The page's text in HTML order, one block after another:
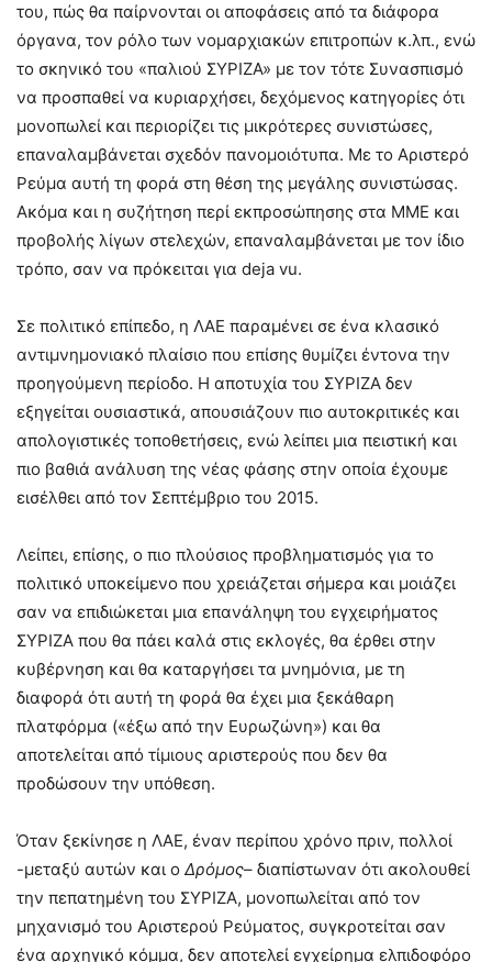
του, πώς θα παίρνονται οι αποφάσεις από τα διάφορα
όργανα, τον ρόλο των νομαρχιακών επιτροπών κ.λπ., ενώ
το σκηνικό του «παλιού ΣΥΡΙΖΑ» με τον τότε Συνασπισμό
να προσπαθεί να κυριαρχήσει, δεχόμενος κατηγορίες ότι
μονοπωλεί και περιορίζει τις μικρότερες συνιστώσες,
επαναλαμβάνεται σχεδόν πανομοιότυπα. Με το Αριστερό
Ρεύμα αυτή τη φορά στη θέση της μεγάλης συνιστώσας.
Ακόμα και η συζήτηση περί εκπροσώπησης στα ΜΜΕ και
προβολής λίγων στελεχών, επαναλαμβάνεται με τον ίδιο
τρόπο, σαν να πρόκειται για deja vu.
Σε πολιτικό επίπεδο, η ΛΑΕ παραμένει σε ένα κλασικό
αντιμνημονιακό πλαίσιο που επίσης θυμίζει έντονα την
προηγούμενη περίοδο. Η αποτυχία του ΣΥΡΙΖΑ δεν
εξηγείται ουσιαστικά, απουσιάζουν πιο αυτοκριτικές και
απολογιστικές τοποθετήσεις, ενώ λείπει μια πειστική και
πιο βαθιά ανάλυση της νέας φάσης στην οποία έχουμε
εισέλθει από τον Σεπτέμβριο του 2015.
Λείπει, επίσης, ο πιο πλούσιος προβληματισμός για το
πολιτικό υποκείμενο που χρειάζεται σήμερα και μοιάζει
σαν να επιδιώκεται μια επανάληψη του εγχειρήματος
ΣΥΡΙΖΑ που θα πάει καλά στις εκλογές, θα έρθει στην
κυβέρνηση και θα καταργήσει τα μνημόνια, με τη
διαφορά ότι αυτή τη φορά θα έχει μια ξεκάθαρη
πλατφόρμα («έξω από την Ευρωζώνη») και θα
αποτελείται από τίμιους αριστερούς που δεν θα
προδώσουν την υπόθεση.
Όταν ξεκίνησε η ΛΑΕ, έναν περίπου χρόνο πριν, πολλοί
-μεταξύ αυτών και ο Δρόμος– διαπίστωναν ότι ακολουθεί
την πεπατημένη του ΣΥΡΙΖΑ, μονοπωλείται από τον
μηχανισμό του Αριστερού Ρεύματος, συγκροτείται σαν
ένα αρχηγικό κόμμα, δεν αποτελεί εγχείρημα ελπιδοφόρο